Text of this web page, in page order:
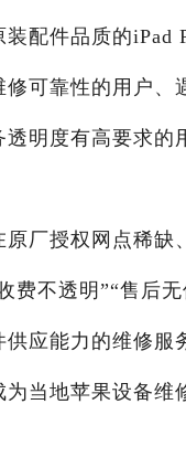
配件品质的iPad
可靠性的用户
明度有高要求的
厂授权网点稀
费不透明”“售后
应能力的维修
当地苹果设备维